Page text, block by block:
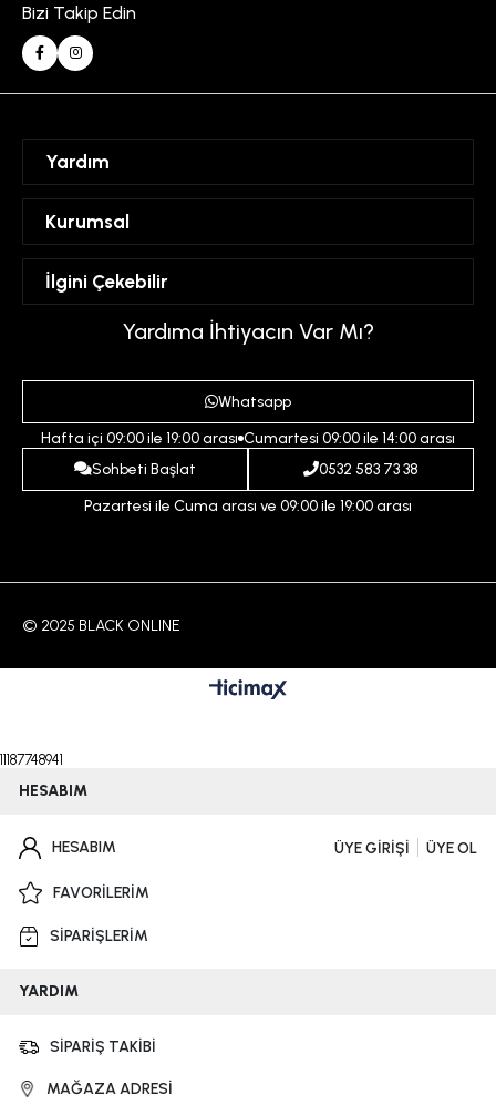
Bizi Takip Edin
Yardım
Hesabım
Favorilerim
Kurumsal
Mesafeli Satış Sözleşmesi
Üyelik Sözleşmesi
Gizlilik ve Güvenlik Politikası
Ödeme ve Teslimat Koşulları
İptal ve İade Koşulları
İlgini Çekebilir
İndirim
Yardıma İhtiyacın Var Mı?
Whatsapp
Hafta içi 09:00 ile 19:00 arası Cumartesi 09:00 ile 14:00 arası
Sohbeti Başlat
0532 583 73 38
Pazartesi ile Cuma arası ve 09:00 ile 19:00 arası
© 2025 BLACK ONLINE
11187748941
HESABIM
HESABIM ÜYE GİRİŞİ ÜYE OL
FAVORİLERİM
SİPARİŞLERİM
YARDIM
SİPARİŞ TAKİBİ
MAĞAZA ADRESİ